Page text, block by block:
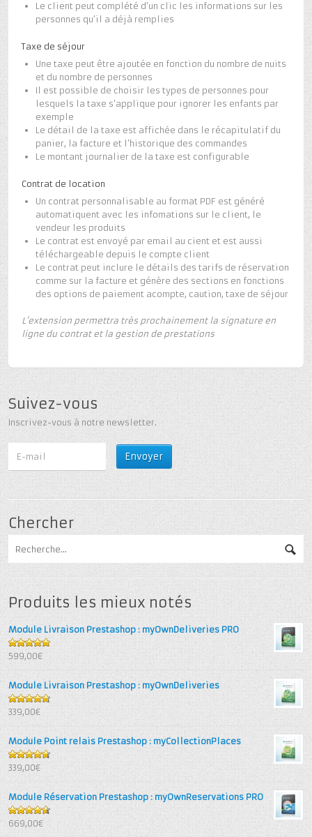
Le client peut complété d’un clic les informations sur les
personnes qu’il a déjà remplies
Taxe de séjour
Une taxe peut être ajoutée en fonction du nombre de nuits
et du nombre de personnes
Il est possible de choisir les types de personnes pour
lesquels la taxe s’applique pour ignorer les enfants par
exemple
Le détail de la taxe est affichée dans le récapitulatif du
panier, la facture et l’historique des commandes
Le montant journalier de la taxe est configurable
Contrat de location
Un contrat personnalisable au format PDF est généré
automatiquent avec les infomations sur le client, le
vendeur les produits
Le contrat est envoyé par email au cient et est aussi
téléchargeable depuis le compte client
Le contrat peut inclure le détails des tarifs de réservation
comme sur la facture et génère des sections en fonctions
des options de paiement acompte, caution, taxe de séjour
L’extension permettra très prochainement la signature en
ligne du contrat et la gestion de prestations
Suivez-vous
Inscrivez-vous à notre newsletter.
Chercher
Produits les mieux notés
Module Livraison Prestashop : myOwnDeliveries PRO
5out of 5
599,00€
Module Livraison Prestashop : myOwnDeliveries
4.71out
of 5
339,00€
Module Point relais Prestashop : myCollectionPlaces
4.67out
of 5
339,00€
Module Réservation Prestashop : myOwnReservations PRO
4.6out
of 5
669,00€